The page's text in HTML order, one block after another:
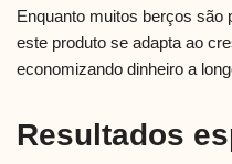
Enquanto muitos berços são
este produto se adapta ao
economizando dinheiro a
Resultados